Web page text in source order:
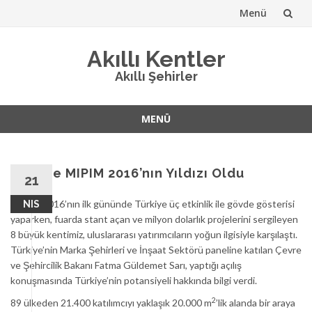
Menü
Akıllı Kentler
Akıllı Şehirler
MENÜ
21
NIS
Türkiye MIPIM 2016’nın Yıldızı Oldu
MIPIM 2016’nın ilk gününde Türkiye üç etkinlik ile gövde gösterisi
yaparken, fuarda stant açan ve milyon dolarlık projelerini sergileyen
8 büyük kentimiz, uluslararası yatırımcıların yoğun ilgisiyle karşılaştı.
Türkiye’nin Marka Şehirleri ve İnşaat Sektörü paneline katılan Çevre
ve Şehircilik Bakanı Fatma Güldemet Sarı, yaptığı açılış
konuşmasında Türkiye’nin potansiyeli hakkında bilgi verdi.
89 ülkeden 21.400 katılımcıyı yaklaşık 20.000 m2’lik alanda bir araya